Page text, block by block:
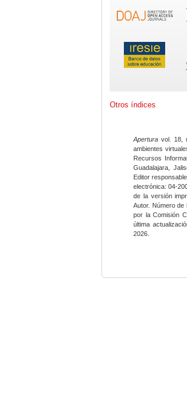
Otros índices
Apertura vol. 18,
ambientes
Recursos
Guadalajara,
Editor
electrónica: 04-
de la versión
Autor. Número
por la Comisión
última
2026.